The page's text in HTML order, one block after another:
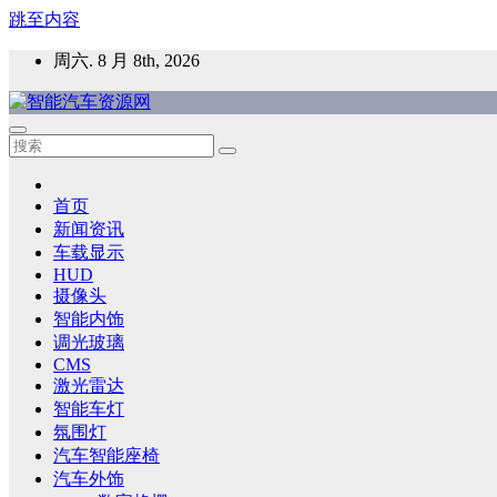
跳至内容
周六. 8 月 8th, 2026
智能汽车资源网
智能表面，智能内饰，新能源汽车，HMI，人车交互，智能车
首页
新闻资讯
车载显示
HUD
摄像头
智能内饰
调光玻璃
CMS
激光雷达
智能车灯
氛围灯
汽车智能座椅
汽车外饰